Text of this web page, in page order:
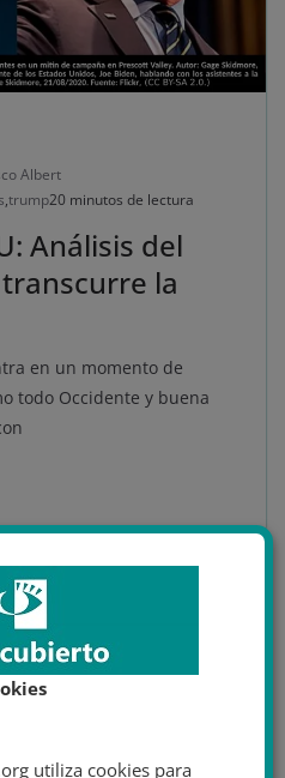
Albert
,trump20 minutos de lectura
Análisis del
la
en un momento de
todo Occidente y buena
utiliza cookies para